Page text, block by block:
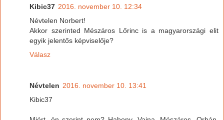
Kibic37 2016. november 10. 12:34
Névtelen Norbert!
Akkor szerinted Mészáros Lőrinc is a magyarországi elit
egyik jelentős képviselője?
Válasz
Névtelen 2016. november 10. 13:41
Kibic37